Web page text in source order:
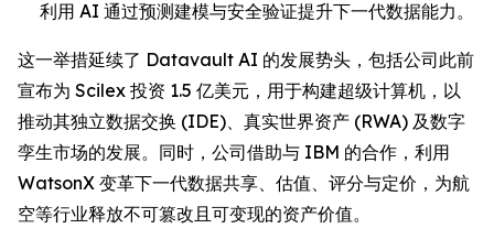
利用 AI 通过预测建模与安全验证提升下一代数据能力。
这一举措延续了 Datavault AI 的发展势头，包括公司此前
宣布为 Scilex 投资 1.5 亿美元，用于构建超级计算机，以
推动其独立数据交换 (IDE)、真实世界资产 (RWA) 及数字
孪生市场的发展。同时，公司借助与 IBM 的合作，利用
WatsonX 变革下一代数据共享、估值、评分与定价，为航
空等行业释放不可篡改且可变现的资产价值。